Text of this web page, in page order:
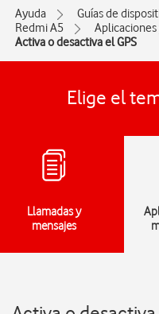
Ayuda Guías de
Redmi A5
Activa o desactiva el GPS
Elige el
Llamadas y
mensajes